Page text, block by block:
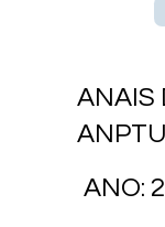
ANAIS
ANO: